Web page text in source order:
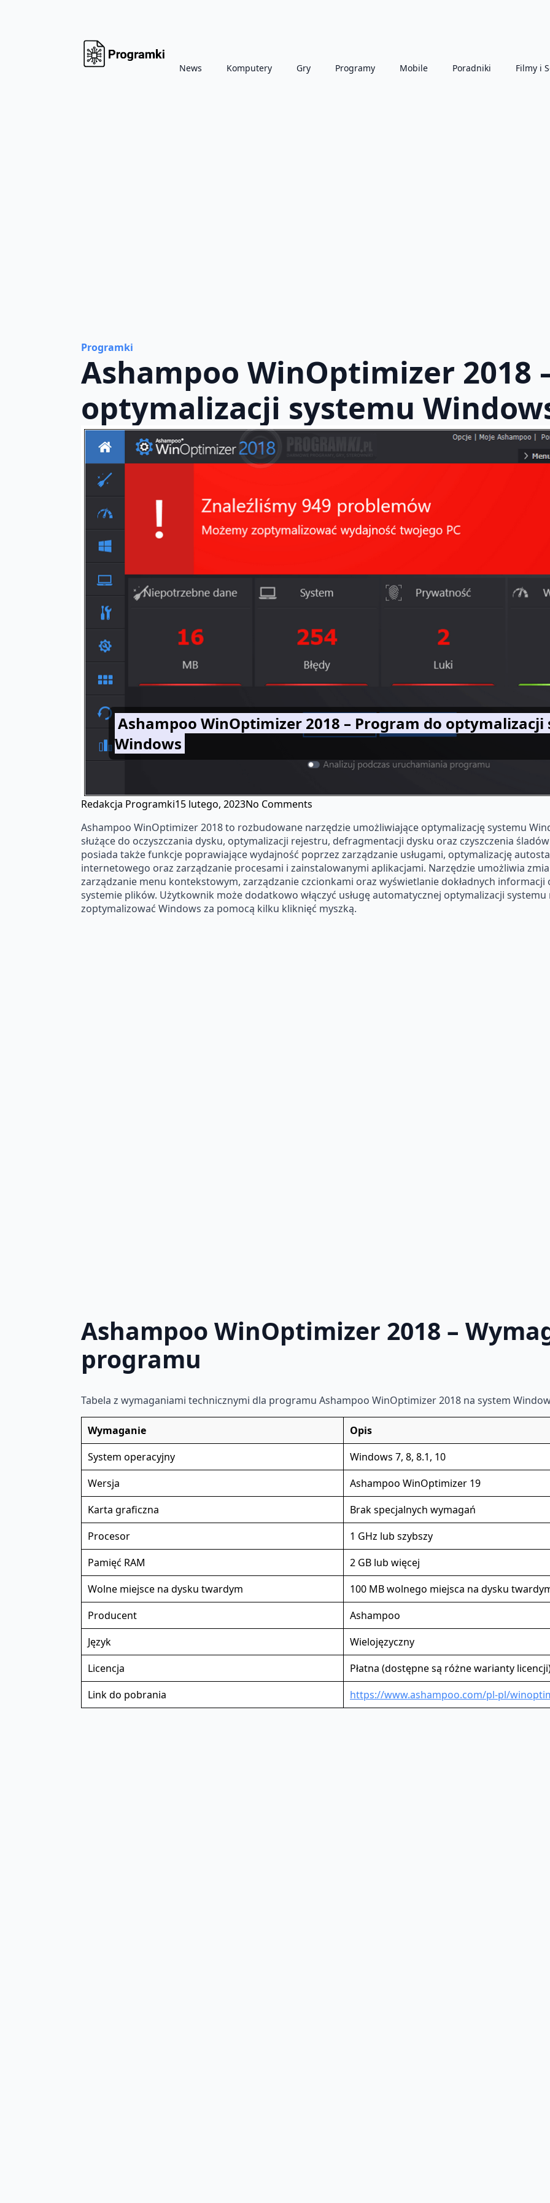
News Komputery Gry Programy Mobile Poradniki Filmy i
Programki
Ashampoo WinOptimizer 2018
optymalizacji systemu
Ashampoo WinOptimizer 2018 – Program do optymalizacji
Windows
Redakcja Programki15 lutego, 2023No Comments
Ashampoo WinOptimizer 2018 to rozbudowane narzędzie umożliwiające optymalizację systemu
służące do oczyszczania dysku, optymalizacji rejestru, defragmentacji dysku oraz czyszczenia
posiada także funkcje poprawiające wydajność poprzez zarządzanie usługami, optymalizację
internetowego oraz zarządzanie procesami i zainstalowanymi aplikacjami. Narzędzie umożliwia
zarządzanie menu kontekstowym, zarządzanie czcionkami oraz wyświetlanie dokładnych
systemie plików. Użytkownik może dodatkowo włączyć usługę automatycznej optymalizacji
zoptymalizować Windows za pomocą kilku kliknięć myszką.
Ashampoo WinOptimizer 2018 –
programu
Tabela z wymaganiami technicznymi dla programu Ashampoo WinOptimizer 2018 na system
Wymaganie
Opis
System operacyjny
Windows 7, 8, 8.1, 10
Wersja
Ashampoo WinOptimizer 19
Karta graficzna
Brak specjalnych wymagań
Procesor
1 GHz lub szybszy
Pamięć RAM
2 GB lub więcej
Wolne miejsce na dysku twardym
100 MB wolnego miejsca na dysku
Producent
Ashampoo
Język
Wielojęzyczny
Licencja
Płatna (dostępne są różne warianty
Link do pobrania
https://www.ashampoo.com/pl-pl/